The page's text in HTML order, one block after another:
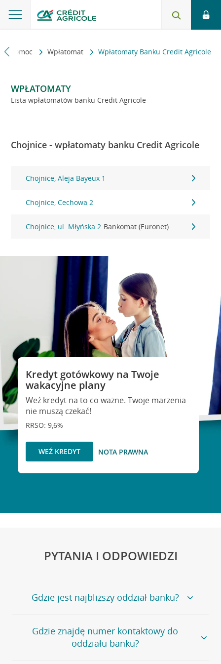
i pomoc Wpłatomat Wpłatomaty Banku Credit Agricole
WPŁATOMATY
Lista wpłatomatów banku Credit Agricole
Chojnice - wpłatomaty banku Credit Agricole
Chojnice, Aleja Bayeux 1
Chojnice, Cechowa 2
Chojnice, ul. Młyńska 2 Bankomat (Euronet)
Kredyt gotówkowy na Twoje
wakacyjne plany
Weź kredyt na to co ważne. Twoje marzenia
nie muszą czekać!
RRSO: 9,6%
WEŹ KREDYT NOTA PRAWNA
PYTANIA I ODPOWIEDZI
Gdzie jest najbliższy oddział banku?
Jeśli szukasz oddziału naszego banku, zapraszamy na
stronęPlacówki i bankomaty, na której znajduje się
wygodna wyszukiwarka.
Gdzie znajdę numer kontaktowy do
oddziału banku?